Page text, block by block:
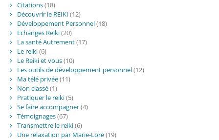
Citations(18)
Découvrir le REIKI (12)
Développement Personnel(18)
Echanges Reiki(20)
La santé Autrement(17)
Le reiki(6)
Le Reiki et vous(10)
Les outils de développement personnel(12)
Ma télé privée(11)
Non classé(1)
Pratiquer le reiki(5)
Se faire accompagner(4)
Témoignages(67)
Transmettre le reiki(6)
Une relaxation par Marie-Lore(19)